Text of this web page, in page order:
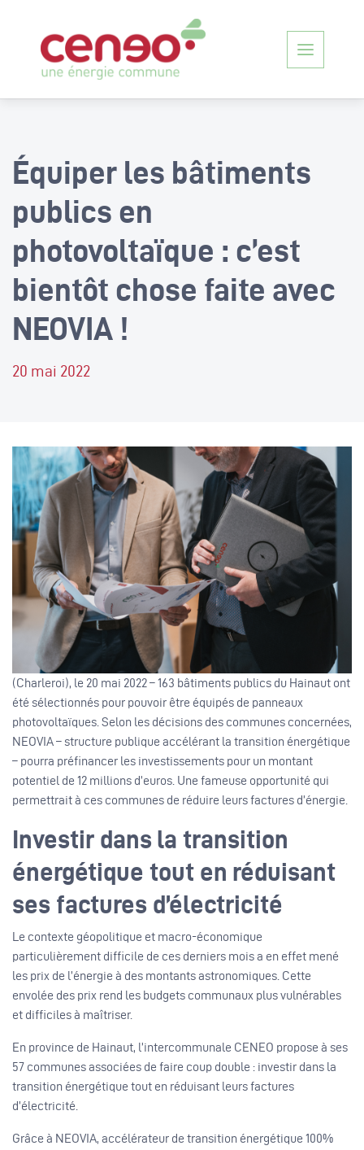
Équiper les bâtiments
publics en
photovoltaïque : c’est
bientôt chose faite avec
NEOVIA !
20 mai 2022
(Charleroi), le 20 mai 2022 – 163 bâtiments publics du Hainaut ont
été sélectionnés pour pouvoir être équipés de panneaux
photovoltaïques. Selon les décisions des communes concernées,
NEOVIA – structure publique accélérant la transition énergétique
– pourra préfinancer les investissements pour un montant
potentiel de 12 millions d’euros. Une fameuse opportunité qui
permettrait à ces communes de réduire leurs factures d’énergie.
Investir dans la transition
énergétique tout en réduisant
ses factures d’électricité
Le contexte géopolitique et macro-économique
particulièrement difficile de ces derniers mois a en effet mené
les prix de l’énergie à des montants astronomiques. Cette
envolée des prix rend les budgets communaux plus vulnérables
et difficiles à maîtriser.
En province de Hainaut, l’intercommunale CENEO propose à ses
57 communes associées de faire coup double : investir dans la
transition énergétique tout en réduisant leurs factures
d’électricité.
Grâce à NEOVIA, accélérateur de transition énergétique 100%